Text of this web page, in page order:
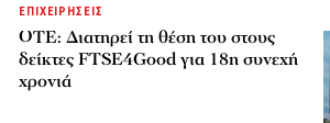
ΕΠΙΧΕΙΡΗΣΕΙΣ
ΟΤΕ: Διατηρεί τη θέση του στους
δείκτες FTSE4Good για 18η συνεχή
χρονιά